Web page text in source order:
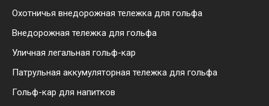
Охотничья внедорожная тележка для гольфа
Внедорожная тележка для гольфа
Уличная легальная гольф-кар
Патрульная аккумуляторная тележка для гольфа
Гольф-кар для напитков